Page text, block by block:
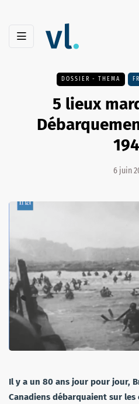
DOSSIER - THEMA
5 lieux
6 juin
Il y a un 80 ans jour pour jour,
Canadiens débarquaient sur